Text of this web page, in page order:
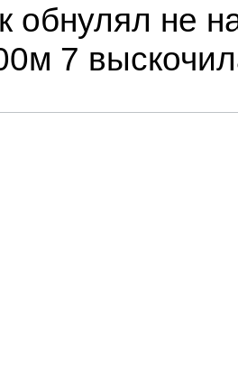
обнулял не
7